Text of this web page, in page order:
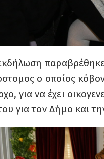
ο οποίος
για να έχει
για τον Δήμο και